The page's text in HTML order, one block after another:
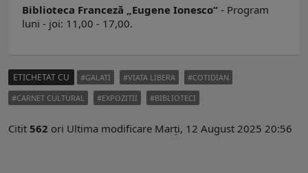
Biblioteca Franceză „Eugene Ionesco“ - Program
luni - joi: 11,00 - 17,00.
ETICHETAT CU GALATI VIATA LIBERA
COTIDIAN
CARNET CULTURAL
EXPOZITII BIBLIOTECI
Citit 562 ori Ultima modificare Marți, 12 August 2025 20:56